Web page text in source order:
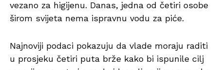
vezano za higijenu. Danas, jedna od četiri osobe
širom svijeta nema ispravnu vodu za piće.
Najnoviji podaci pokazuju da vlade moraju raditi
u prosjeku četiri puta brže kako bi ispunile cilj